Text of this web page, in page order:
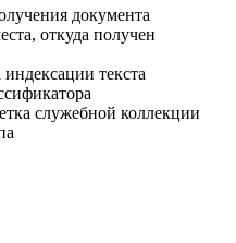
документа
откуда получен
текста
служебной коллекции